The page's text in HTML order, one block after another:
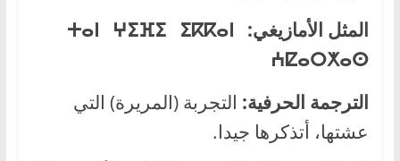
المثل الأمازيغي:
ⵜⴰⵏ ⵖⵉⴼⵉ ⵉⴽⴽⴰⵏ
ⵄⵇⴰⵔⵅⴰⵙ
الترجمة الحرفية: التجربة (المريرة) التي
عشتها، أتذكرها جيدا.